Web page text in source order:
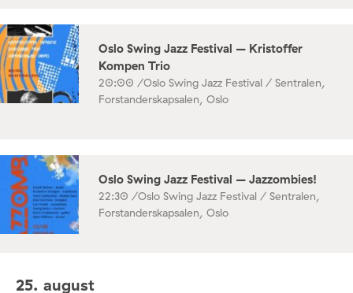
Oslo Swing Jazz Festival – Kristoffer
Kompen Trio
20:00 /Oslo Swing Jazz Festival / Sentralen,
Forstanderskapsalen, Oslo
Oslo Swing Jazz Festival – Jazzombies!
22:30 /Oslo Swing Jazz Festival / Sentralen,
Forstanderskapsalen, Oslo
25. august